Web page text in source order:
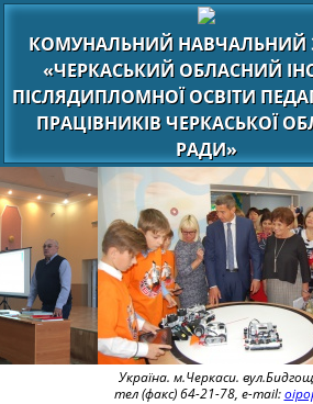
КОМУНАЛЬНИЙ НАВЧАЛЬНИЙ
«ЧЕРКАСЬКИЙ ОБЛАСНИЙ
ПІСЛЯДИПЛОМНОЇ ОСВІТИ
ПРАЦІВНИКІВ ЧЕРКАСЬКОЇ
РАДИ»
Україна. м.Черкаси.
тел (факс) 64-21-78, e-mail: